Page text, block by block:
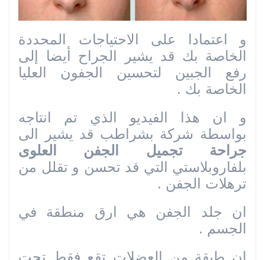
و اعتمادا على الاحتياجات المحددة
الخاصة بك قد يشير الجراح أيضا إلى
رفع الجبين لتحسين الجفون العليا
الخاصة بك .
و ان هذا الفيديو الذي تم انتاجه
بواسطة شركة بشراطب قد يشير الى
جراحة تجميل الجفن العلوى
بلفاروبلاستي التي قد تحسن و تقلل من
ترهلات الجفن .
ان جلد الجفن هي ارق منطقة في
الجسم .